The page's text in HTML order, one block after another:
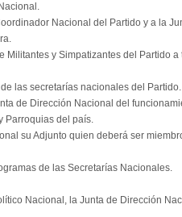
Nacional del Partido y a la
Militantes y Simpatizantes del Partido a
las secretarías nacionales del Partido.
de Dirección Nacional del
Parroquias del país.
su Adjunto quien deberá ser
de las Secretarías Nacionales.
Nacional, la Junta de Dirección